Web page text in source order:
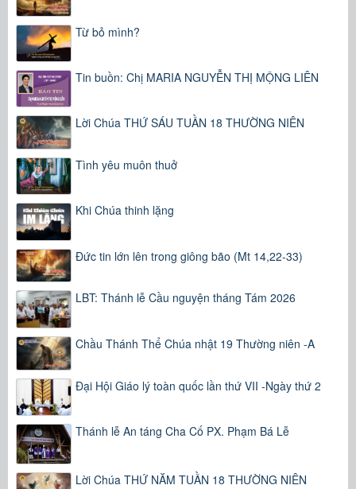
Từ bỏ mình?
Tin buồn: Chị MARIA NGUYỄN THỊ MỘNG LIÊN
Lời Chúa THỨ SÁU TUẦN 18 THƯỜNG NIÊN
Tình yêu muôn thuở
Khi Chúa thinh lặng
Đức tin lớn lên trong giông bão (Mt 14,22-33)
LBT: Thánh lễ Cầu nguyện tháng Tám 2026
Chầu Thánh Thể Chúa nhật 19 Thường niên -A
Đại Hội Giáo lý toàn quốc lần thứ VII -Ngày thứ 2
Thánh lễ An táng Cha Cố PX. Phạm Bá Lễ
Lời Chúa THỨ NĂM TUẦN 18 THƯỜNG NIÊN